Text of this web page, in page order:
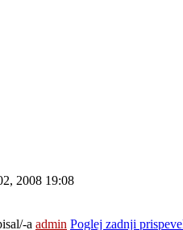
2008 19:08
a admin Poglej zadnji